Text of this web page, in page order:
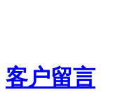
客户留言